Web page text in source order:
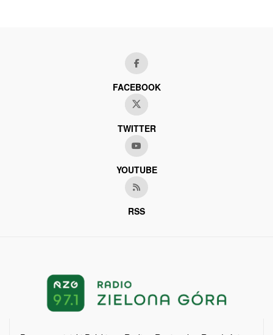
FACEBOOK
TWITTER
YOUTUBE
RSS